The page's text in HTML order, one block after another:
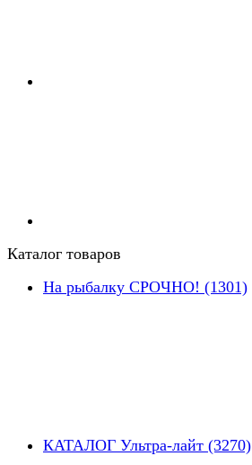
Каталог товаров
На рыбалку СРОЧНО! (1301)
КАТАЛОГ Ультра-лайт (3270)